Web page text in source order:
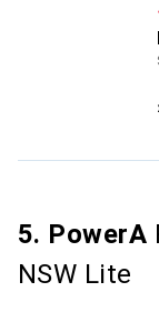
5. PowerA
NSW Lite